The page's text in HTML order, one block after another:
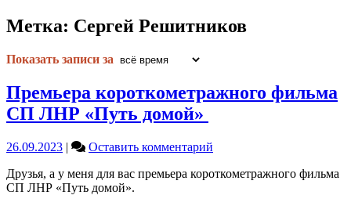
Метка: Сергей Решитников
Показать записи за
Премьера короткометражного фильма
СП ЛНР «Путь домой»
26.09.2023 | Оставить комментарий
короткометражного
Друзья, а у меня для вас премьера короткометражного фильма
СП ЛНР «Путь домой».